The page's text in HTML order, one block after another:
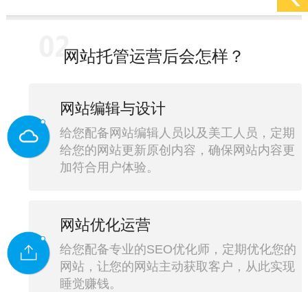
网站托管运营后会怎样？
网站编辑与设计
给您配备网站编辑人员以及美工人员，定期
给您的网站更新原创内容，确保网站内容更
加符合用户体验。
网站优化运营
给您配备专业的SEO优化师，定期优化您的
网站，让您的网站主动获取客户，从此实现
睡觉赚钱。